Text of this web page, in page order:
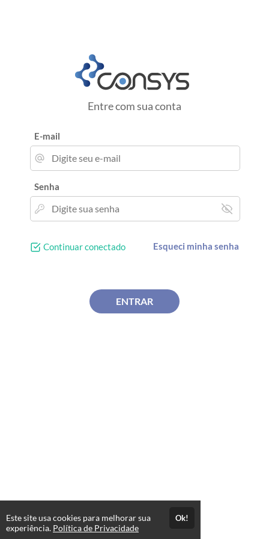
Entre com sua conta
E-mail
Senha
Continuar conectado Esqueci minha senha
ENTRAR
Este site usa cookies para melhorar sua
experiência. Política de Privacidade
Ok!